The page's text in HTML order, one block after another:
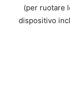
(per ruotare
dispositivo